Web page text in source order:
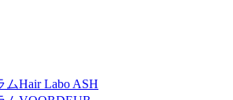
Hair Labo ASH